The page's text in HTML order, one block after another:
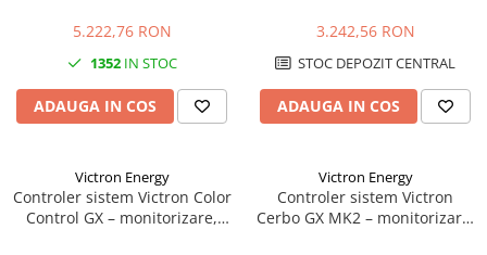
eficienta maxima
5.222,76 RON
1352IN STOC
ADAUGA IN COS
maxima
3.242,56 RON
STOC DEPOZIT CENTRAL
ADAUGA IN COS
Victron Energy
Controler sistem Victron Color
Control GX – monitorizare,
Victron Energy
Controler sistem Victron
Cerbo GX MK2 – monitorizare,